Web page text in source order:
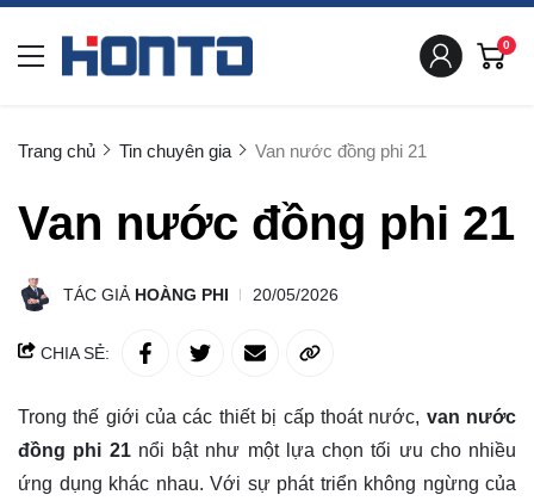
0
Trang chủ Tin chuyên gia Van nước đồng phi 21
Van nước đồng phi 21
TÁC GIẢ HOÀNG PHI 20/05/2026
CHIA SẺ:
Trong thế giới của các thiết bị cấp thoát nước, van nước
đồng phi 21 nổi bật như một lựa chọn tối ưu cho nhiều
ứng dụng khác nhau. Với sự phát triển không ngừng của